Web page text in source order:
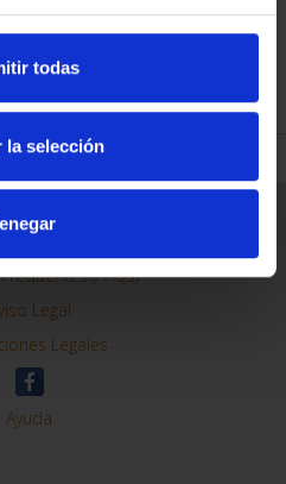
todas
la selección
General
Contacto
(FAQs)
Legal
Legales
Ayuda